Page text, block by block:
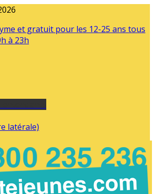
et gratuit pour les 12-25 ans tous
à 23h
latérale)